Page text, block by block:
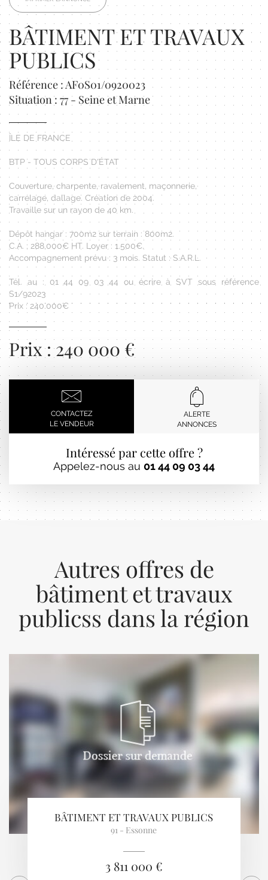
BÂTIMENT ET TRAVAUX
PUBLICS
Référence : AF0S01/0920023
Situation : 77 - Seine et Marne
ÎLE DE FRANCE
BTP - TOUS CORPS D'ÉTAT
Couverture, charpente, ravalement, maçonnerie,
carrelage, dallage. Création de 2004.
Travaille sur un rayon de 40 km.
Dépôt hangar : 700m2 sur terrain : 800m2.
C.A. : 288.000€ HT. Loyer : 1.500€.
Accompagnement prévu : 3 mois. Statut : S.A.R.L.
Tél. au : 01 44 09 03 44 ou écrire à SVT sous référence
S1/92023
Prix : 240.000€
Prix : 240 000 €
CONTACTEZ
LE VENDEUR
ALERTE
ANNONCES
Intéressé par cette offre ?
Appelez-nous au 01 44 09 03 44
Autres offres de
bâtiment et travaux
publicss dans la région
BÂTIMENT ET TRAVAUX PUBLICS
91 - Essonne
3 811 000 €